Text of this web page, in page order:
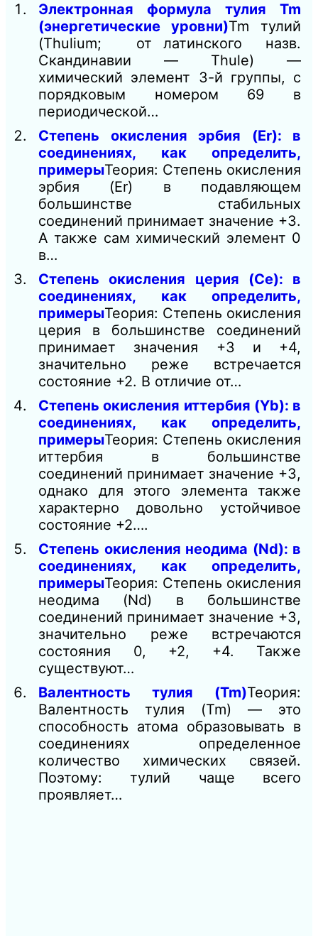
Электронная формула тулия Tm
(энергетические уровни)Tm тулий
(Thulium; от латинского назв.
Скандинавии — Thule) —
химический элемент 3-й группы, с
порядковым номером 69 в
периодической…
Степень окисления эрбия (Er): в
соединениях, как определить,
примерыТеория: Степень окисления
эрбия (Er) в подавляющем
большинстве стабильных
соединений принимает значение +3.
А также сам химический элемент 0
в…
Степень окисления церия (Ce): в
соединениях, как определить,
примерыТеория: Степень окисления
церия в большинстве соединений
принимает значения +3 и +4,
значительно реже встречается
состояние +2. В отличие от…
Степень окисления иттербия (Yb): в
соединениях, как определить,
примерыТеория: Степень окисления
иттербия в большинстве
соединений принимает значение +3,
однако для этого элемента также
характерно довольно устойчивое
состояние +2….
Степень окисления неодима (Nd): в
соединениях, как определить,
примерыТеория: Степень окисления
неодима (Nd) в большинстве
соединений принимает значение +3,
значительно реже встречаются
состояния 0, +2, +4. Также
существуют…
Валентность тулия (Tm)Теория:
Валентность тулия (Tm) — это
способность атома образовывать в
соединениях определенное
количество химических связей.
Поэтому: тулий чаще всего
проявляет…